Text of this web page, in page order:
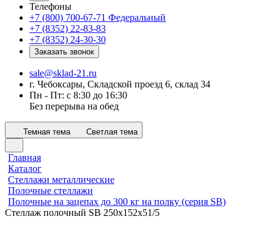
Телефоны
+7 (800) 700-67-71 Федеральный
+7 (8352) 22-83-83
+7 (8352) 24-30-30
Заказать звонок
sale@sklad-21.ru
г. Чебоксары, Складской проезд 6, склад 34
Пн - Пт: с 8:30 до 16:30
Без перерыва на обед
Темная тема Светлая тема
Главная
Каталог
Стеллажи металлические
Полочные стеллажи
Полочные на зацепах до 300 кг на полку (серия SB)
Стеллаж полочный SB 250х152х51/5